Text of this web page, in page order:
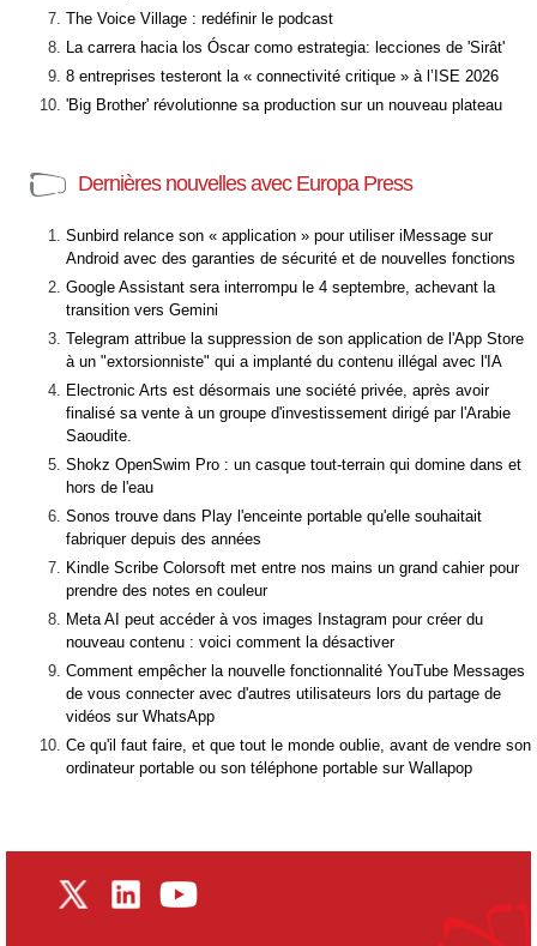
The Voice Village : redéfinir le podcast
La carrera hacia los Óscar como estrategia: lecciones de 'Sirât'
8 entreprises testeront la « connectivité critique » à l’ISE 2026
'Big Brother' révolutionne sa production sur un nouveau plateau
Dernières nouvelles avec Europa Press
Sunbird relance son « application » pour utiliser iMessage sur
Android avec des garanties de sécurité et de nouvelles fonctions
Google Assistant sera interrompu le 4 septembre, achevant la
transition vers Gemini
Telegram attribue la suppression de son application de l'App Store
à un "extorsionniste" qui a implanté du contenu illégal avec l'IA
Electronic Arts est désormais une société privée, après avoir
finalisé sa vente à un groupe d'investissement dirigé par l'Arabie
Saoudite.
Shokz OpenSwim Pro : un casque tout-terrain qui domine dans et
hors de l'eau
Sonos trouve dans Play l'enceinte portable qu'elle souhaitait
fabriquer depuis des années
Kindle Scribe Colorsoft met entre nos mains un grand cahier pour
prendre des notes en couleur
Meta AI peut accéder à vos images Instagram pour créer du
nouveau contenu : voici comment la désactiver
Comment empêcher la nouvelle fonctionnalité YouTube Messages
de vous connecter avec d'autres utilisateurs lors du partage de
vidéos sur WhatsApp
Ce qu'il faut faire, et que tout le monde oublie, avant de vendre son
ordinateur portable ou son téléphone portable sur Wallapop